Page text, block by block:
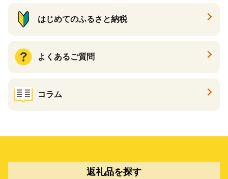
はじめてのふるさと納税
よくあるご質問
コラム
返礼品を探す